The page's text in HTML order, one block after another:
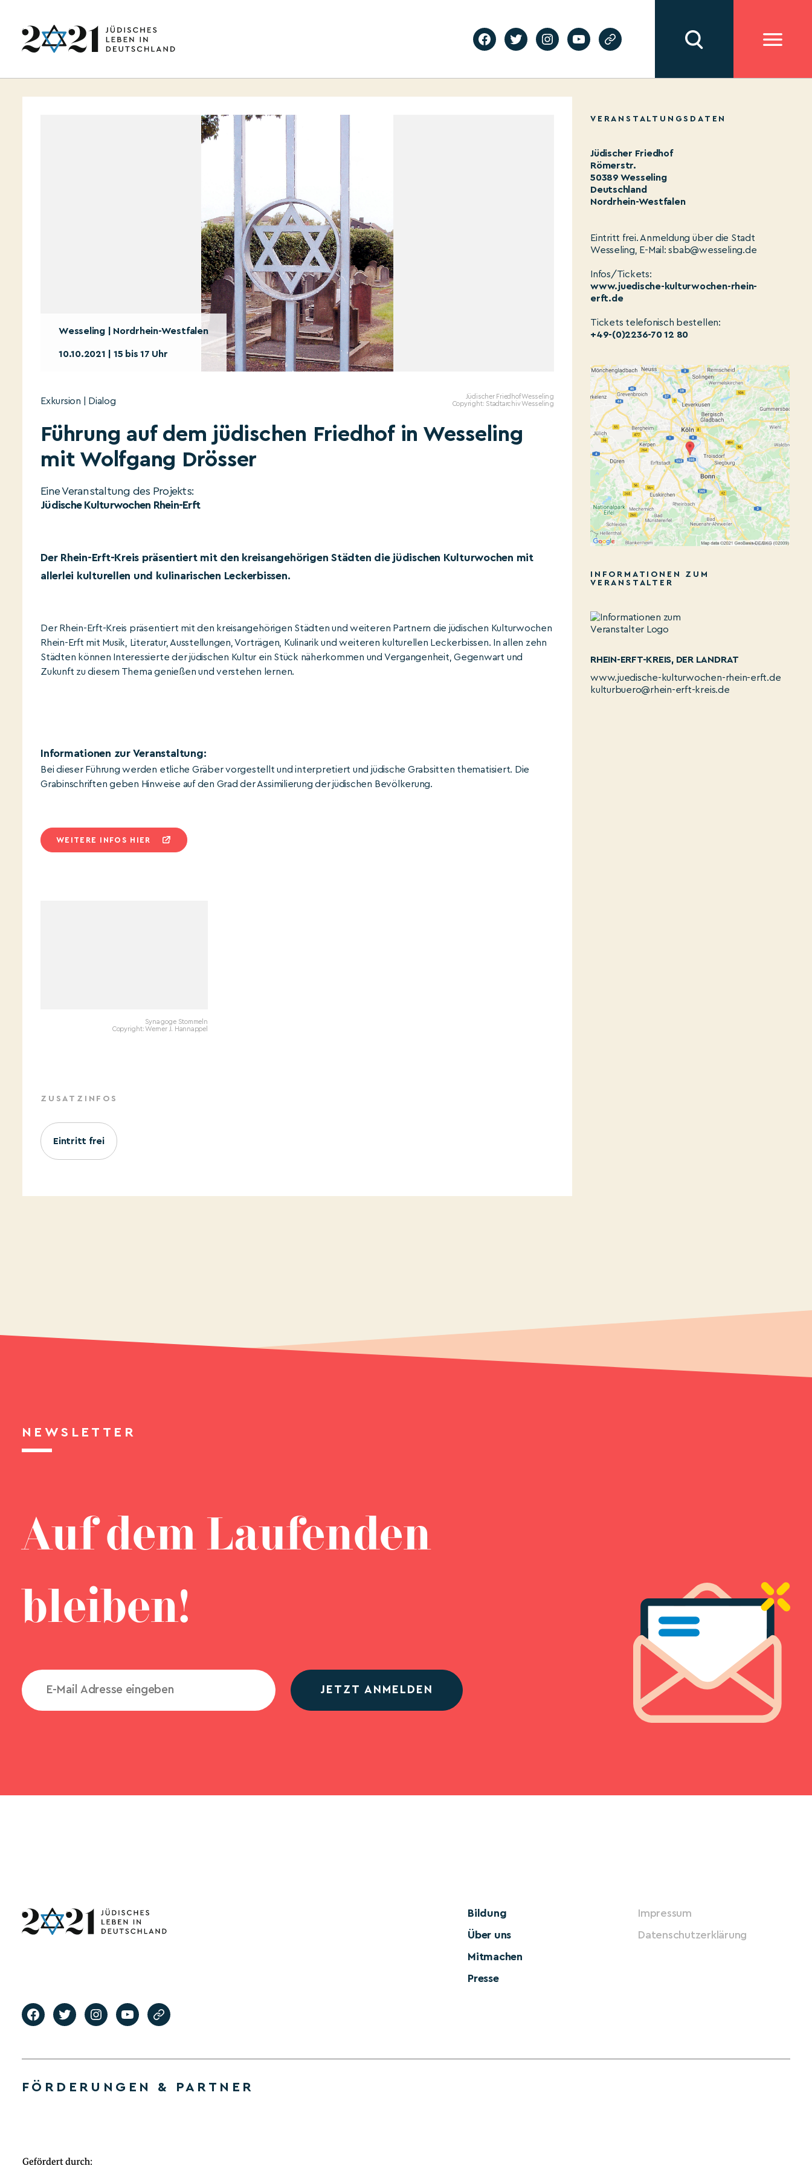
Wesseling | Nordrhein-Westfalen
10.10.2021 | 15 bis 17 Uhr
Jüdischer Friedhof Wesseling
Copyright: Stadtarchiv Wesseling
Exkursion | Dialog
Führung auf dem jüdischen Friedhof in Wesseling
mit Wolfgang Drösser
Eine Veranstaltung des Projekts:
Jüdische Kulturwochen Rhein-Erft
Der Rhein-Erft-Kreis präsentiert mit den kreisangehörigen Städten die jüdischen Kulturwochen mit
allerlei kulturellen und kulinarischen Leckerbissen.
Der Rhein-Erft-Kreis präsentiert mit den kreisangehörigen Städten und weiteren Partnern die jüdischen Kulturwochen
Rhein-Erft mit Musik, Literatur, Ausstellungen, Vorträgen, Kulinarik und weiteren kulturellen Leckerbissen. In allen zehn
Städten können Interessierte der jüdischen Kultur ein Stück näherkommen und Vergangenheit, Gegenwart und
Zukunft zu diesem Thema genießen und verstehen lernen.
Informationen zur Veranstaltung:
Bei dieser Führung werden etliche Gräber vorgestellt und interpretiert und jüdische Grabsitten thematisiert. Die
Grabinschriften geben Hinweise auf den Grad der Assimilierung der jüdischen Bevölkerung.
WEITERE INFOS HIER
Synagoge Stommeln
Copyright: Werner J. Hannappel
ZUSATZINFOS
Eintritt frei
VERANSTALTUNGSDATEN
Jüdischer Friedhof
Römerstr.
50389 Wesseling
Deutschland
Nordrhein-Westfalen
Eintritt frei. Anmeldung über die Stadt
Wesseling, E-Mail: sbab@wesseling.de
Infos/Tickets:
www.juedische-kulturwochen-rhein-
erft.de
Tickets telefonisch bestellen:
+49-(0)2236-70 12 80
INFORMATIONEN ZUM
VERANSTALTER
RHEIN-ERFT-KREIS, DER LANDRAT
www.juedische-kulturwochen-rhein-erft.de
kulturbuero@rhein-erft-kreis.de
NEWSLETTER
Auf dem Laufenden
bleiben!
JETZT ANMELDEN
Bildung
Über uns
Mitmachen
Presse
Impressum
Datenschutzerklärung
FÖRDERUNGEN & PARTNER